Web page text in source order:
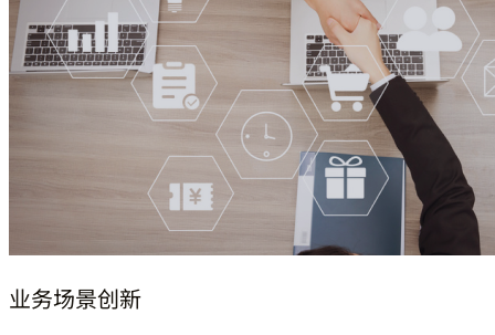
业务场景创新